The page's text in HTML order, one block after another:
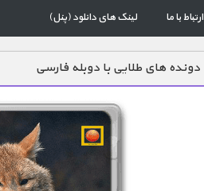
ارتباط با ما لینک های دانلود (پنل)
دونده های طلایی با دوبله فارسی